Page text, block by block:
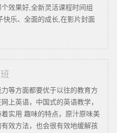
效果好,全新灵活课程时间组
快乐、全面的成长,在影片封面
等方面都要优于以往的教育方
上英语，中国式的英语教学，
实用 趣味的特点，原汁原味美
效方法，也会很有效地缓解孩